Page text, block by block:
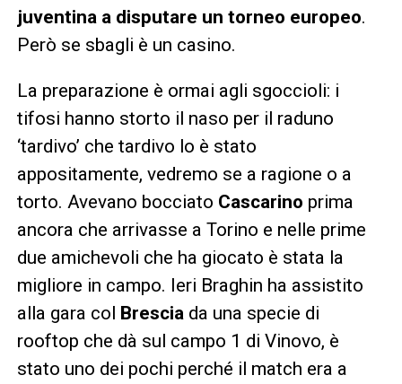
juventina a disputare un torneo europeo.
Però se sbagli è un casino.
La preparazione è ormai agli sgoccioli: i
tifosi hanno storto il naso per il raduno
‘tardivo’ che tardivo lo è stato
appositamente, vedremo se a ragione o a
torto. Avevano bocciato Cascarino prima
ancora che arrivasse a Torino e nelle prime
due amichevoli che ha giocato è stata la
migliore in campo. Ieri Braghin ha assistito
alla gara col Brescia da una specie di
rooftop che dà sul campo 1 di Vinovo, è
stato uno dei pochi perché il match era a